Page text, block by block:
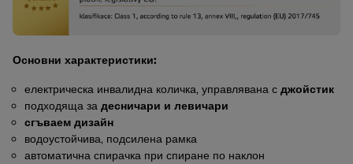
Основни характеристики:
електрическа инвалидна количка, управлявана сджойстик
подходяща задесничари и левичари
сгъваем дизайн
водоустойчива, подсилена рамка
автоматична спирачка при спиране по наклон